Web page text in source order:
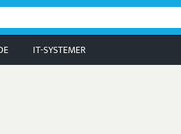
IT-SYSTEMER